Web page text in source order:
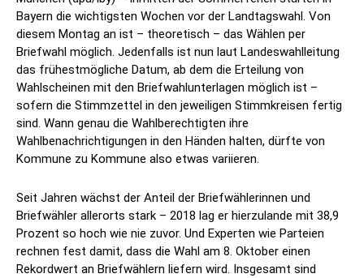
Bayern die wichtigsten Wochen vor der Landtagswahl. Von
diesem Montag an ist – theoretisch – das Wählen per
Briefwahl möglich. Jedenfalls ist nun laut Landeswahlleitung
das frühestmögliche Datum, ab dem die Erteilung von
Wahlscheinen mit den Briefwahlunterlagen möglich ist –
sofern die Stimmzettel in den jeweiligen Stimmkreisen fertig
sind. Wann genau die Wahlberechtigten ihre
Wahlbenachrichtigungen in den Händen halten, dürfte von
Kommune zu Kommune also etwas variieren.
Seit Jahren wächst der Anteil der Briefwählerinnen und
Briefwähler allerorts stark – 2018 lag er hierzulande mit 38,9
Prozent so hoch wie nie zuvor. Und Experten wie Parteien
rechnen fest damit, dass die Wahl am 8. Oktober einen
Rekordwert an Briefwählern liefern wird. Insgesamt sind